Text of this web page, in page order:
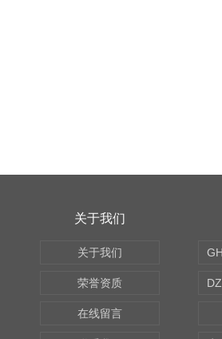
关于我们
关于我们
荣誉资质
在线留言